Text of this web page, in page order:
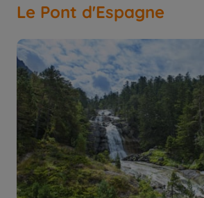
Le Pont d'Espagne